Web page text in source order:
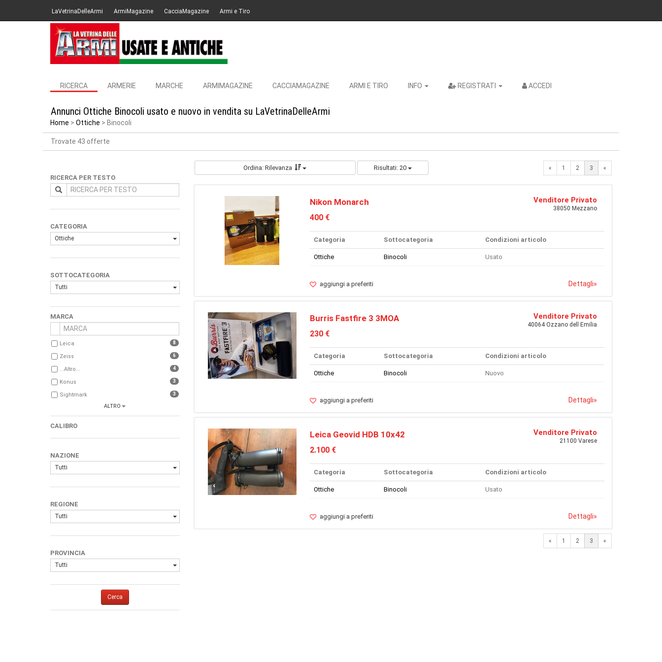
LaVetrinaDelleArmi ArmiMagazine CacciaMagazine Armi e Tiro
RICERCA ARMERIE MARCHE ARMIMAGAZINE CACCIAMAGAZINE ARMI E TIRO INFO REGISTRATI ACCEDI
Annunci Ottiche Binocoli usato e nuovo in vendita su LaVetrinaDelleArmi
Home Ottiche Binocoli
Trovate 43 offerte
RICERCA PER TESTO
CATEGORIA
Ottiche
SOTTOCATEGORIA
Tutti
MARCA
Leica 8
Zeiss 6
...Altro... 4
Konus 3
Sightmark 3
Leupold
Swarovski 1
Nikon 1
Hawke Optics 1
Delta Optical 1
Hikmicro 1
(Marca Generica) 1
Swarovski Optik 1
ALTRO
CALIBRO
NAZIONE
Tutti
REGIONE
Tutti
PROVINCIA
Tutti
Cerca
Ordina: Rilevanza Risultati: 20 « Previous
1 2 3 «
Nikon Monarch
400 €
Venditore Privato
38050 Mezzano
Categoria Sottocategoria Condizioni articolo
Ottiche Binocoli Usato
aggiungi a preferiti Dettagli»
Burris Fastfire 3 3MOA
230 €
Venditore Privato
40064 Ozzano dell Emilia
Categoria Sottocategoria Condizioni articolo
Ottiche Binocoli Nuovo
aggiungi a preferiti Dettagli»
Leica Geovid HDB 10x42
2.100 €
Venditore Privato
21100 Varese
Categoria Sottocategoria Condizioni articolo
Ottiche Binocoli Usato
aggiungi a preferiti Dettagli»
« Previous
1 2 3 «